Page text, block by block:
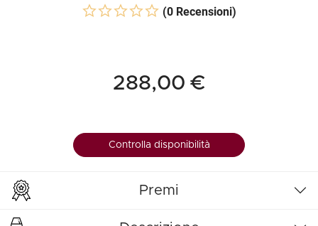
(0 Recensioni)
288,00 €
Controlla disponibilità
Premi